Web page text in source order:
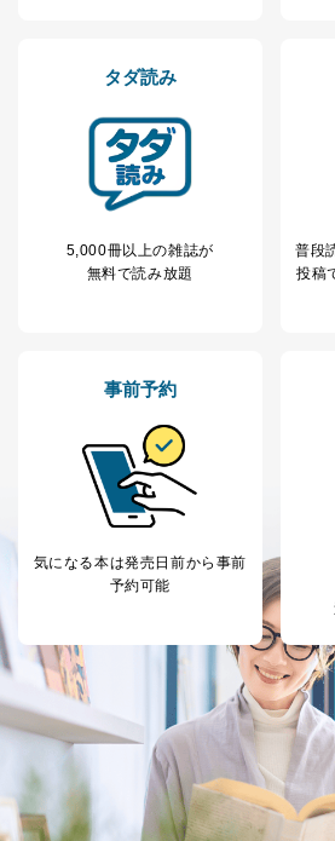
りです。
当社の定期購読サ
の方の個人情報
購入商品の配
ｅメール等に
ス、キャンペ
個人が特定で
閲覧履歴や購
析して、趣味
いただいた方の個
処、オペレー
当社カスタマーQ＆
Aサービス利用者
カスタマーQ
ｅメール等に
サイトのサー
ス、キャンペ
るご案内のため
個人情報
採用選考、ご
5
当社の従業者の個
人事、総務な
め
6
パートナー（提携
企業）からの委託
により当社の
定期購読サービス
等をご利用の方の
個人情報
購入商品配送
提携企業及び
た商品の発売
ル等による商
サービス、キ
に関するご案
タダ読み
5,000冊以上の雑誌が
無料で読み放題
普段
投稿
事前予約
気になる本は発売日前から事前
予約可能